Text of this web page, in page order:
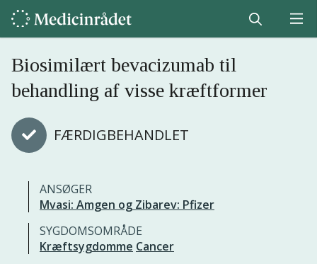
Biosimilært bevacizumab til
behandling af visse kræftformer
FÆRDIGBEHANDLET
ANSØGER
Mvasi: Amgen og Zibarev: Pfizer
SYGDOMSOMRÅDE
Kræftsygdomme Cancer